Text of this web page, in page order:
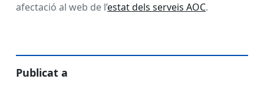
afectació al web de l’estat dels serveis AOC.
Publicat a